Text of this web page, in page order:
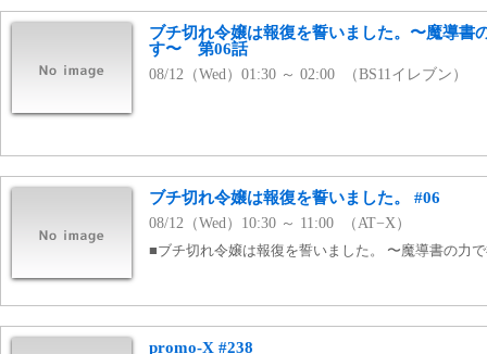
ブチ切れ令嬢は報復を誓いました。〜魔導書
す〜 第06話
08/12（Wed）01:30 ～ 02:00 （BS11イレブン）
ブチ切れ令嬢は報復を誓いました。 #06
08/12（Wed）10:30 ～ 11:00 （AT−X）
■ブチ切れ令嬢は報復を誓いました。 〜魔導書の力
promo-X #238